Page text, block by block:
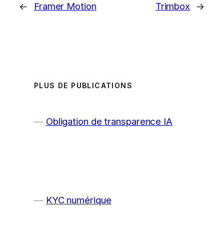
← Framer Motion Trimbox →
PLUS DE PUBLICATIONS
Obligation de transparence IA
KYC numérique